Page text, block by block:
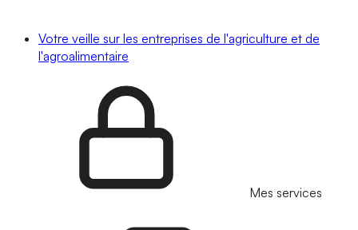
Votre veille sur les entreprises de l'agriculture et de
l'agroalimentaire
Mes services